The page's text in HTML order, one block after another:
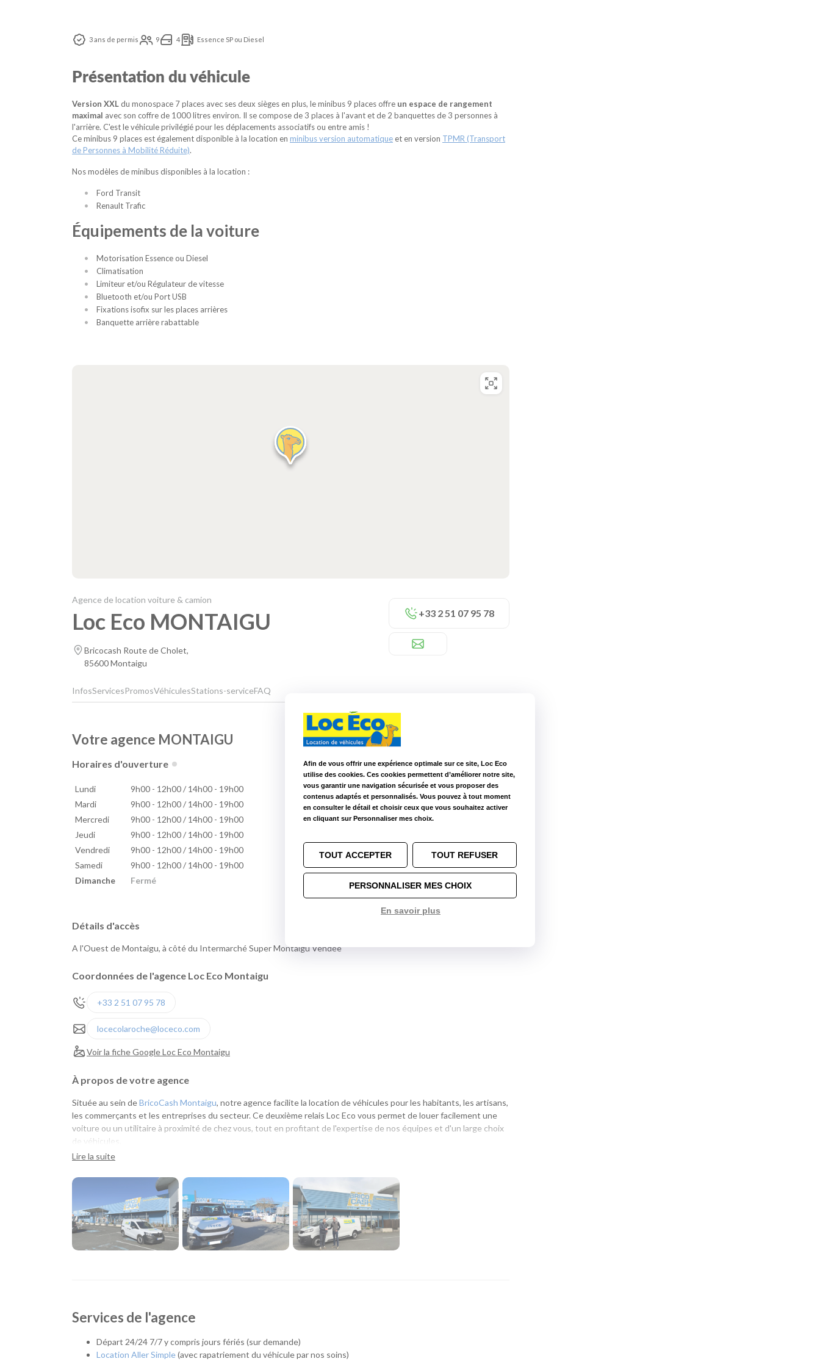
3 ans de permis 9 4 Essence SP ou Diesel
Présentation du véhicule
Version XXL du monospace 7 places avec ses deux sièges en plus, le minibus 9 places offre un espace de rangement
maximal avec son coffre de 1000 litres environ. Il se compose de 3 places à l'avant et de 2 banquettes de 3 personnes à
l'arrière. C'est le véhicule privilégié pour les déplacements associatifs ou entre amis !
Ce minibus 9 places est également disponible à la location en minibus version automatique et en version TPMR (Transport
de Personnes à Mobilité Réduite).
Nos modèles de minibus disponibles à la location :
Ford Transit
Renault Trafic
Équipements de la voiture
Motorisation Essence ou Diesel
Climatisation
Limiteur et/ou Régulateur de vitesse
Bluetooth et/ou Port USB
Fixations isofix sur les places arrières
Banquette arrière rabattable
Agence de location voiture & camion
Loc Eco MONTAIGU
Bricocash Route de Cholet,
85600 Montaigu
+33 2 51 07 95 78
InfosServicesPromosVéhiculesStations-serviceFAQ
Votre agence MONTAIGU
Horaires d'ouverture
Lundi
9h00 - 12h00 / 14h00 - 19h00
Mardi
9h00 - 12h00 / 14h00 - 19h00
Mercredi
9h00 - 12h00 / 14h00 - 19h00
Jeudi
9h00 - 12h00 / 14h00 - 19h00
Vendredi
9h00 - 12h00 / 14h00 - 19h00
Samedi
9h00 - 12h00 / 14h00 - 19h00
Dimanche
Fermé
Nos autres agences à proximité
Loc Eco La Roche sur Yon 33,6 km
Détails d'accès
A l'Ouest de Montaigu, à côté du Intermarché Super Montaigu Vendée
Coordonnées de l'agence Loc Eco Montaigu
+33 2 51 07 95 78
locecolaroche@loceco.com
Voir la fiche Google Loc Eco Montaigu
À propos de votre agence
Située au sein deBricoCash Montaigu, notre agence facilite la location de véhicules pour les habitants, les artisans,
les commerçants et les entreprises du secteur. Ce deuxième relais Loc Eco vous permet de louer facilement une
voiture ou un utilitaire à proximité de chez vous, tout en profitant de l'expertise de nos équipes et d'un large choix
de véhicules.
Une agence pensée pour vos besoins du quotidien
Que vous prépariez un déménagement, des travaux, un achat de matériaux, un départ en vacances ou un
déplacement professionnel, notre agence vous accompagne avec une solution adaptée. Grâce à son implantation
au sein de BricoCash, vous pouvez récupérer un utilitaire au plus près de vos achats ou de votre chantier, pour un
gain de temps appréciable.
Quel véhicule choisir ?
Routières, SUV et monospaces pour les week-ends, les vacances et les trajets en famille.
Minibus pour voyager à plusieurs.
Utilitaires de différentes capacités pour transporter des matériaux, réaliser un déménagement ou répondre
aux besoins des professionnels.
Lire la suite
Services de l'agence
Départ 24/24 7/7 y compris jours fériés (sur demande)
Location Aller Simple(avec rapatriement du véhicule par nos soins)
Afin de vous offrir une expérience optimale sur ce site, Loc Eco
utilise des cookies. Ces cookies permettent d’améliorer notre site,
vous garantir une navigation sécurisée et vous proposer des
contenus adaptés et personnalisés. Vous pouvez à tout moment
en consulter le détail et choisir ceux que vous souhaitez activer
en cliquant sur Personnaliser mes choix.
TOUT ACCEPTER TOUT REFUSER
PERSONNALISER MES CHOIX
En savoir plus